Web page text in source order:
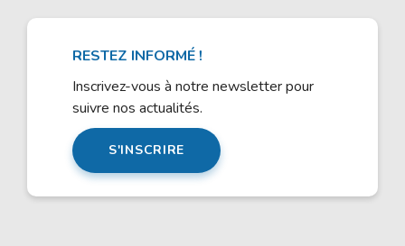
RESTEZ INFORMÉ !
Inscrivez-vous à notre newsletter pour
suivre nos actualités.
S'INSCRIRE